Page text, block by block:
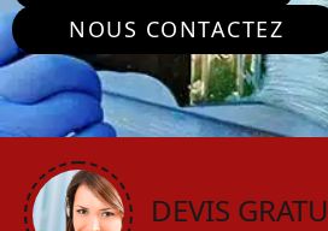
NOUS CONTACTEZ
DEVIS